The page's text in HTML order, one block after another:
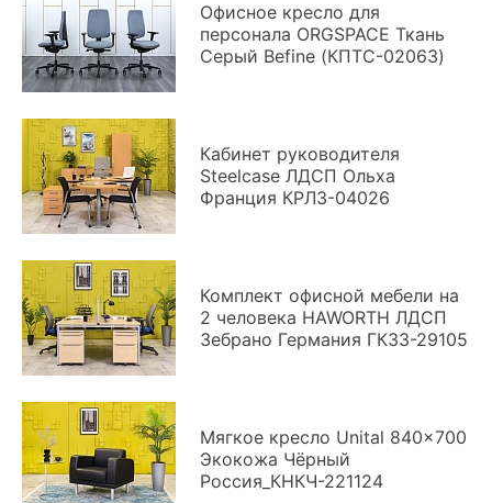
Офисное кресло для
персонала ORGSPACE Ткань
Серый Befine (КПТС-02063)
Кабинет руководителя
Steelcase ЛДСП Ольха
Франция КРЛ3-04026
Комплект офисной мебели на
2 человека HAWORTH ЛДСП
Зебрано Германия ГКЗ3-29105
Мягкое кресло Unital 840x700
Экокожа Чёрный
Россия_КНКЧ-221124